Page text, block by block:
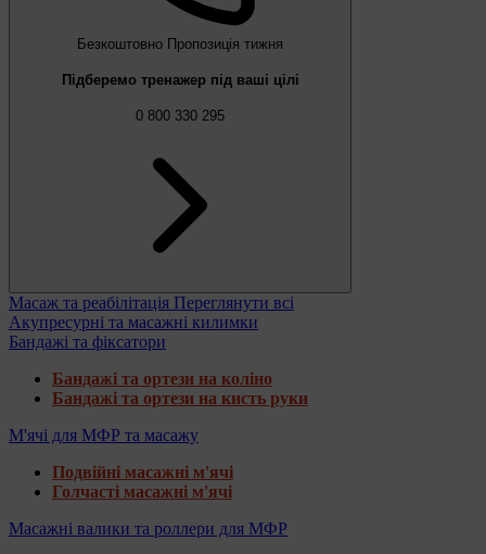
Безкоштовно Пропозиція тижня
Підберемо тренажер під ваші цілі
0 800 330 295
Масаж та реабілітація Переглянути всі
Акупресурні та масажні килимки
Бандажі та фіксатори
Бандажі та ортези на коліно
Бандажі та ортези на кисть руки
М'ячі для МФР та масажу
Подвійні масажні м'ячі
Голчасті масажні м'ячі
Масажні валики та роллери для МФР